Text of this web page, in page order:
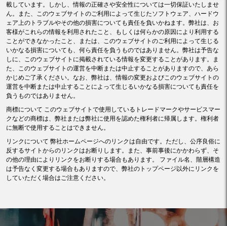
載しています。しかし、情報の正確さや安全性については一切保証いたしませ
ん。また、このウェブサイトのご利用によって生じたソフトウェア、ハードウ
ェア上のトラブルやその他の損害についても責任を負いかねます。弊社は、お
客様がこれらの情報を利用されたこと、もしくは何らかの原因により利用する
ことができなかったこと、または、このウェブサイトのご利用によって生じる
いかなる損害についても、何ら責任を負うものではありません。弊社は予告な
しに、このウェブサイトに掲載されている情報を変更することがあります。ま
た、このウェブサイトの運営を中断または中止することがありますので、あら
かじめご了承ください。なお、弊社は、情報の変更およびこのウェブサイトの
運営を中断または中止することによって生じるいかなる損害についても責任を
負うものではありません。
商標について このウェブサイトで使用しているトレードマークやサービスマー
クなどの商標は、弊社または弊社に使用を認めた権利者に帰属します。権利者
に無断で使用することはできません。
リンクについて 弊社ホームページへのリンクは自由です。ただし、公序良俗に
反するサイトからのリンクはお断りします。また、事前事後にかかわらず、そ
の他の理由によりリンクをお断りする場合もあります。 ファイル名、階層構造
は予告なく変更する場合もありますので、弊社のトップページ以外にリンクを
していただく場合はご注意ください。